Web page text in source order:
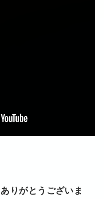
りがとうございま